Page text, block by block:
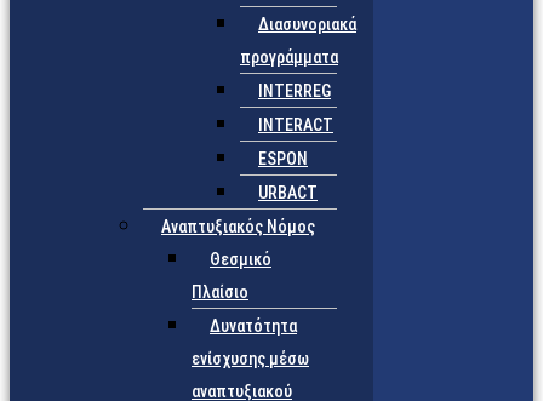
Διασυνοριακά
προγράμματα
INTERREG
INTERACT
ESPON
URBACT
Αναπτυξιακός Νόμος
Θεσμικό
Πλαίσιο
Δυνατότητα
ενίσχυσης μέσω
αναπτυξιακού